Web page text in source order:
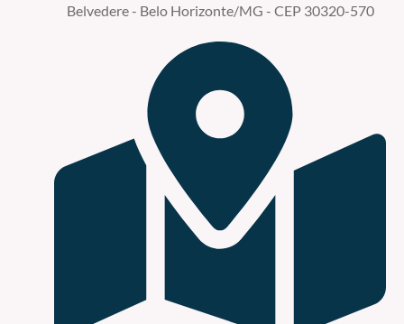
Belvedere - Belo Horizonte/MG - CEP 30320-570